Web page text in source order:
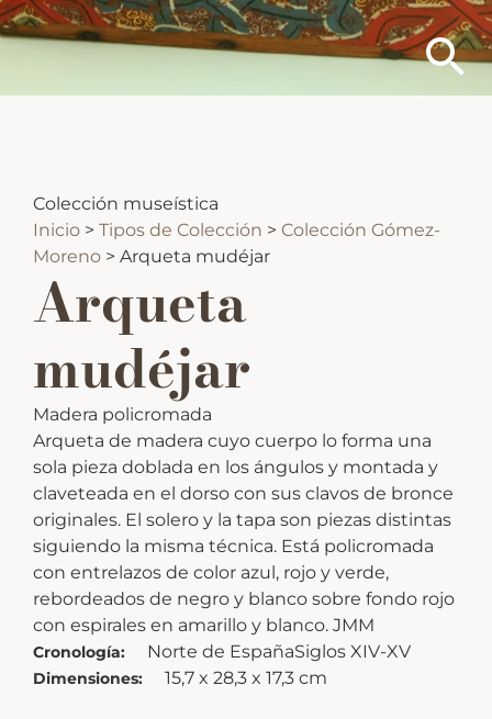
Colección museística
Inicio > Tipos de Colección > Colección Gómez-
Moreno > Arqueta mudéjar
Arqueta
mudéjar
Madera policromada
Arqueta de madera cuyo cuerpo lo forma una
sola pieza doblada en los ángulos y montada y
claveteada en el dorso con sus clavos de bronce
originales. El solero y la tapa son piezas distintas
siguiendo la misma técnica. Está policromada
con entrelazos de color azul, rojo y verde,
rebordeados de negro y blanco sobre fondo rojo
con espirales en amarillo y blanco. JMM
Cronología: Norte de EspañaSiglos XIV-XV
Dimensiones: 15,7 x 28,3 x 17,3 cm